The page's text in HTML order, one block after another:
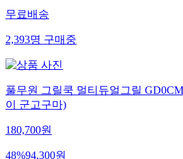
무료배송
2,393명구매중
풀무원 그릴쿡 멀티듀얼그릴
이 군고구마)
180,700원